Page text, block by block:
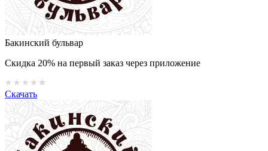
Бакинский бульвар
Скидка 20% на первый заказ через приложение
Скачать